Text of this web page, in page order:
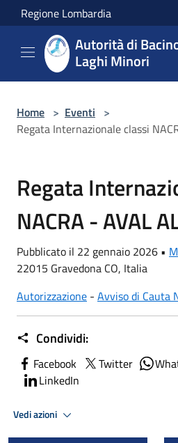
Salta al contenuto principale
Regione Lombardia
Autorità di
Laghi Minori
Home > Eventi >
Regata Internazionale classi
Regata
NACRA - AVAL
Pubblicato il 22 gennaio 2026 •
22015 Gravedona CO, Italia
Autorizzazione - Avviso di Cauta
Condividi:
Facebook Twitter
LinkedIn
Vedi azioni